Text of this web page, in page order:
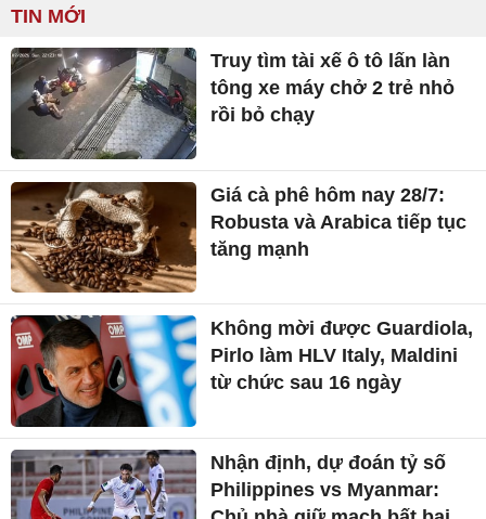
TIN MỚI
Truy tìm tài xế ô tô lấn làn
tông xe máy chở 2 trẻ nhỏ
rồi bỏ chạy
Giá cà phê hôm nay 28/7:
Robusta và Arabica tiếp tục
tăng mạnh
Không mời được Guardiola,
Pirlo làm HLV Italy, Maldini
từ chức sau 16 ngày
Nhận định, dự đoán tỷ số
Philippines vs Myanmar: